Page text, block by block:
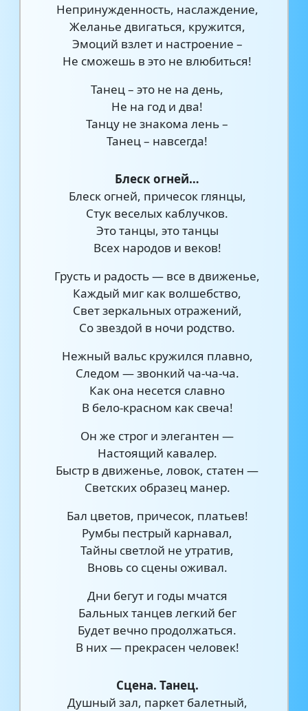
Непринужденность, наслаждение,
Желанье двигаться, кружится,
Эмоций взлет и настроение –
Не сможешь в это не влюбиться!
Танец – это не на день,
Не на год и два!
Танцу не знакома лень –
Танец – навсегда!
Блеск огней…
Блеск огней, причесок глянцы,
Стук веселых каблучков.
Это танцы, это танцы
Всех народов и веков!
Грусть и радость — все в движенье,
Каждый миг как волшебство,
Свет зеркальных отражений,
Со звездой в ночи родство.
Нежный вальс кружился плавно,
Следом — звонкий ча-ча-ча.
Как она несется славно
В бело-красном как свеча!
Он же строг и элегантен —
Настоящий кавалер.
Быстр в движенье, ловок, статен —
Светских образец манер.
Бал цветов, причесок, платьев!
Румбы пестрый карнавал,
Тайны светлой не утратив,
Вновь со сцены оживал.
Дни бегут и годы мчатся
Бальных танцев легкий бег
Будет вечно продолжаться.
В них — прекрасен человек!
Сцена. Танец.
Душный зал, паркет балетный,